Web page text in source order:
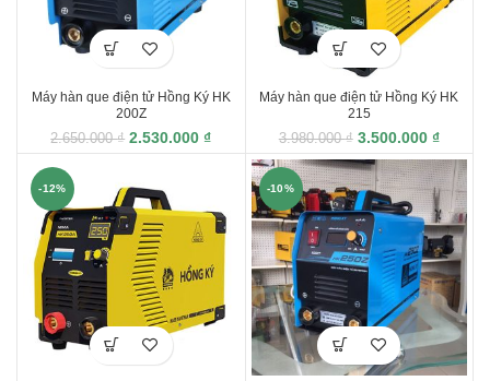
Máy hàn que điện tử Hồng Ký HK
200Z
2.650.000₫ 2.530.000 ₫
Máy hàn que điện tử Hồng Ký HK
215
3.980.000₫ 3.500.000 ₫
-12% -10%